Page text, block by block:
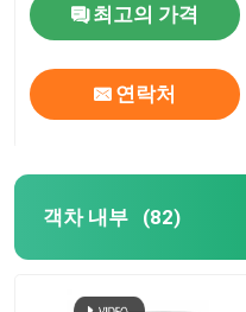
최고의 가격
연락처
객차 내부 (82)